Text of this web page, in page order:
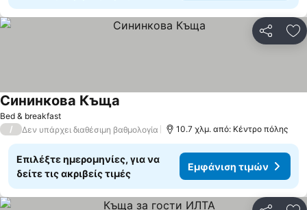
Bed & breakfast
Сининкова Къща
/ Δεν υπάρχει διαθέσιμη βαθμολογία 10.7 χλμ. από: Κέντρο πόλης
Επιλέξτε ημερομηνίες, για να
δείτε τις ακριβείς τιμές
Εμφάνιση τιμών